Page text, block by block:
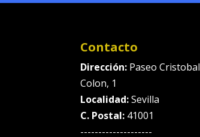
Contacto
Dirección: Paseo Cristobal
Colon, 1
Localidad:Sevilla
C. Postal: 41001
--------------------